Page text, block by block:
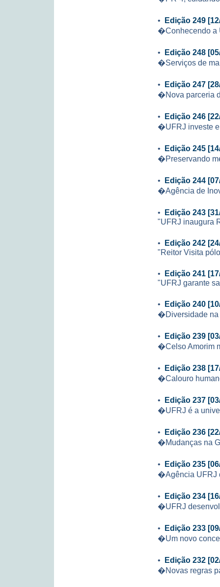
• Edição 249
�Conhecendo a
• Edição 248
�Serviços de
• Edição 247
�Nova parceria
• Edição 246
�UFRJ investe
• Edição 245
�Preservando
• Edição 244
�Agência de
• Edição 243
"UFRJ inaugura
• Edição 242
"Reitor Visita
• Edição 241
"UFRJ garante
• Edição 240
�Diversidade
• Edição 239
�Celso Amorim
• Edição 238
�Calouro
• Edição 237
�UFRJ é a
• Edição 236
�Mudanças na
• Edição 235
�Agência UFRJ
• Edição 234
�UFRJ
• Edição 233
�Um novo
• Edição 232
�Novas regras